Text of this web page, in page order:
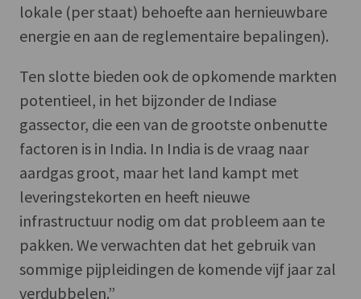
lokale (per staat) behoefte aan hernieuwbare
energie en aan de reglementaire bepalingen).
Ten slotte bieden ook de opkomende markten
potentieel, in het bijzonder de Indiase
gassector, die een van de grootste onbenutte
factoren is in India. In India is de vraag naar
aardgas groot, maar het land kampt met
leveringstekorten en heeft nieuwe
infrastructuur nodig om dat probleem aan te
pakken. We verwachten dat het gebruik van
sommige pijpleidingen de komende vijf jaar zal
verdubbelen.”